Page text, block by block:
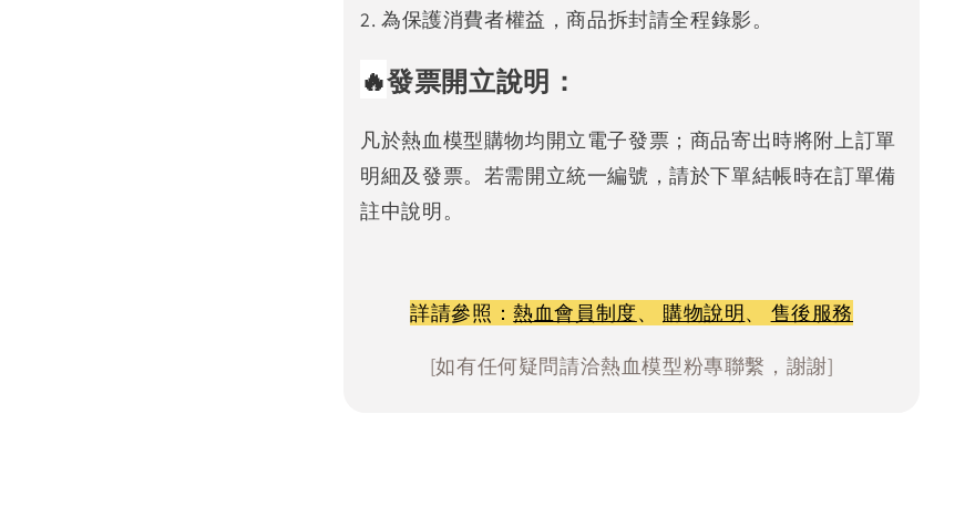
2. 為保護消費者權益，商品拆封請全程錄影。
🔥發票開立說明：
凡於熱血模型購物均開立電子發票；商品寄出時將附上訂單
明細及發票。若需開立統一編號，請於下單結帳時在訂單備
註中說明。
詳請參照：熱血會員制度、 購物說明、 售後服務
[如有任何疑問請洽熱血模型粉專聯繫，謝謝]